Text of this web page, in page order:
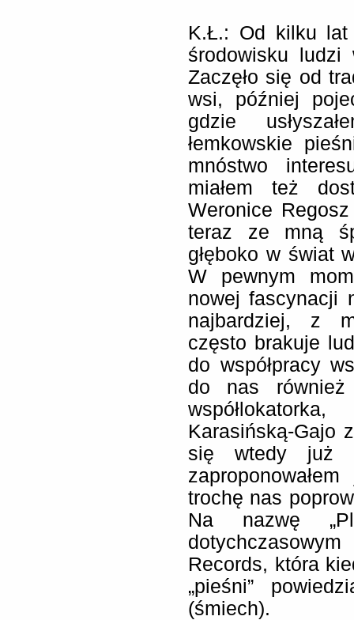
K.Ł.: Od kilku
środowisku ludzi
Zaczęło się od
wsi, później
gdzie
łemkowskie
mnóstwo
miałem też
Weronice
teraz ze mną
głęboko w świat
W pewnym
nowej fascynacji
najbardziej, z
często brakuje
do współpracy
do nas
Karasińską-Gajo
się wtedy już
trochę nas
Na nazwę
Records, która
„pieśni”
(śmiech).